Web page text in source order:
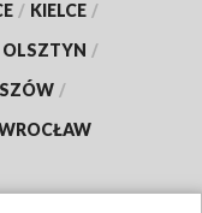
/ KIELCE /
OLSZTYN /
/